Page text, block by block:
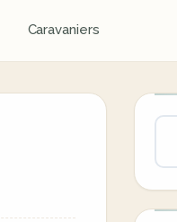
Caravaniers